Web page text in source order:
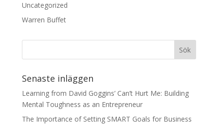
Uncategorized
Warren Buffet
Senaste inläggen
Learning from David Goggins’ Can’t Hurt Me: Building
Mental Toughness as an Entrepreneur
The Importance of Setting SMART Goals for Business